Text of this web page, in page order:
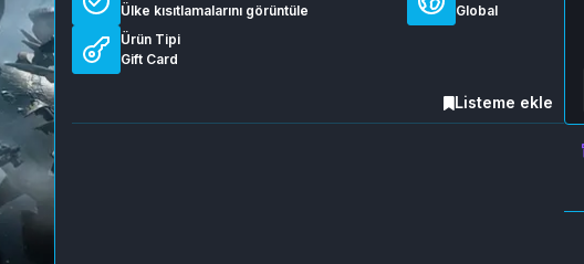
Ülke kısıtlamalarını görüntüle
Global
Ürün Tipi
Gift Card
Listeme ekle